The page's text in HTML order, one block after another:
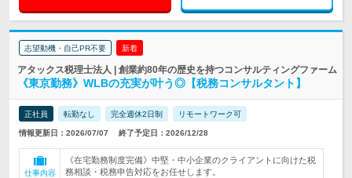
志望動機・自己PR不要 新着
アタックス税理士法人 | 創業約80年の歴史を持つコンサルティングファーム
《東京勤務》WLBの充実が叶う◎【税務コンサルタント】
正社員 転勤なし 完全週休2日制 リモートワーク可
情報更新日：2026/07/07 終了予定日：2026/12/28
仕事内容
《在宅勤務制度完備》中堅・中小企業のクライアントに向けた税
務相談・税務申告対応をお任せします。